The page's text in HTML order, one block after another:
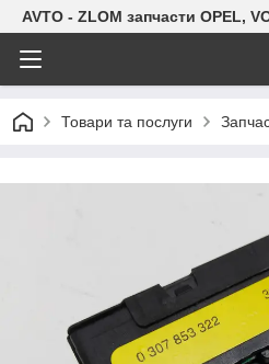
AVTO - ZLOM запчасти OPEL,
Товари та послуги